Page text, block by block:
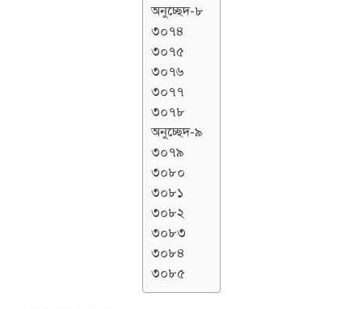
অনুচ্ছেদ-৮
৩০৭৪
৩০৭৫
৩০৭৬
৩০৭৭
৩০৭৮
অনুচ্ছেদ-৯
৩০৭৯
৩০৮০
৩০৮১
৩০৮২
৩০৮৩
৩০৮৪
৩০৮৫